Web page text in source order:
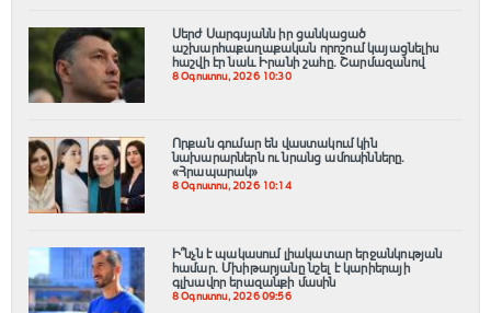
Սերժ Սարգսյանն իր ցանկացած
աշխարհաքաղաքական որոշում կայացնելիս
հաշվի էր նաև Իրանի շահը. Շարմազանով
8 Օգոստոս, 2026 10:30
Որքան գումար են վաստակում կին
նախարարներն ու նրանց ամուսինները.
«Հրապարակ»
8 Օգոստոս, 2026 10:14
Ի՞նչն է պակասում լիակատար երջանկության
համար. Մխիթարյանը նշել է կարիերայի
գլխավոր երազանքի մասին
8 Օգոստոս, 2026 09:56